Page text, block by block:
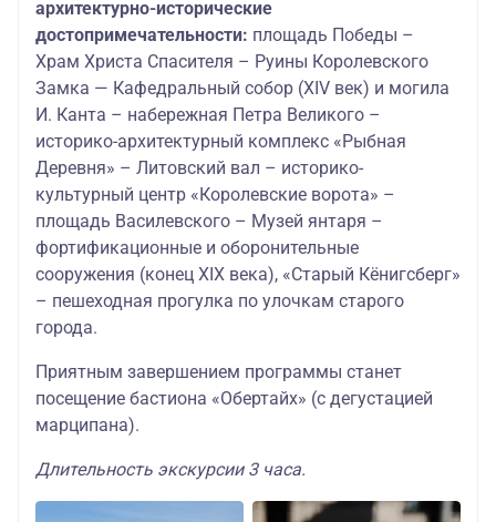
архитектурно-исторические
достопримечательности: площадь Победы –
Храм Христа Спасителя – Руины Королевского
Замка — Кафедральный собор (XIV век) и могила
И. Канта – набережная Петра Великого –
историко-архитектурный комплекс «Рыбная
Деревня» – Литовский вал – историко-
культурный центр «Королевские ворота» –
площадь Василевского – Музей янтаря –
фортификационные и оборонительные
сооружения (конец XIX века), «Старый Кёнигсберг»
– пешеходная прогулка по улочкам старого
города.
Приятным завершением программы станет
посещение бастиона «Обертайх» (с дегустацией
марципана).
Длительность экскурсии 3 часа.